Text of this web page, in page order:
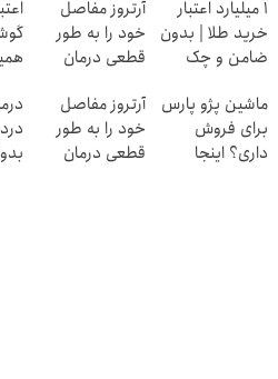
۱ میلیارد اعتبار
خرید طلا | بدون
ضامن و چک
آرتروز مفاصل
خود را به طور
قطعی درمان
◂پرسش‌نامه▸
ماشین پژو پارس
برای فروش
داری؟ اینجا
آرتروز مفاصل
خود را به طور
قطعی درمان